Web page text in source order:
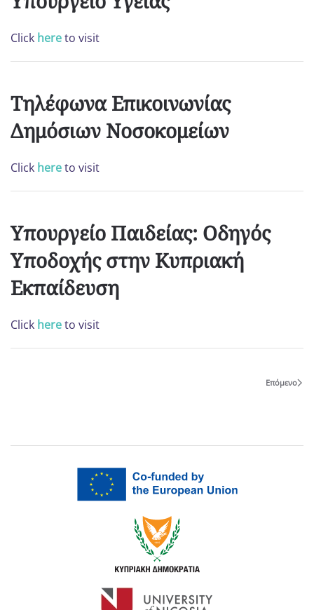
Click hereto visit
Τηλέφωνα Επικοινωνίας
Δημόσιων Νοσοκομείων
Click hereto visit
Υπουργείο Παιδείας: Οδηγός
Υποδοχής στην Κυπριακή
Εκπαίδευση
Click hereto visit
Επόμενο